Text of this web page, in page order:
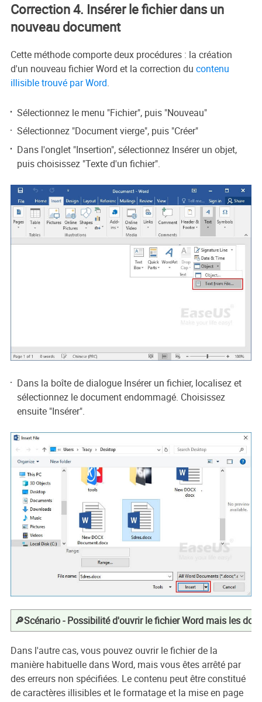
Correction 4. Insérer le fichier dans un
nouveau document
Cette méthode comporte deux procédures : la création
d'un nouveau fichier Word et la correction du contenu
illisible trouvé par Word.
Sélectionnez le menu "Fichier", puis "Nouveau"
Sélectionnez "Document vierge", puis "Créer"
Dans l'onglet "Insertion", sélectionnez Insérer un objet,
puis choisissez "Texte d'un fichier".
Dans la boîte de dialogue Insérer un fichier, localisez et
sélectionnez le document endommagé. Choisissez
ensuite "Insérer".
🔎Scénario - Possibilité d'ouvrir le fichier Word mais les
Dans l'autre cas, vous pouvez ouvrir le fichier de la
manière habituelle dans Word, mais vous êtes arrêté par
des erreurs non spécifiées. Le contenu peut être constitué
de caractères illisibles et le formatage et la mise en page